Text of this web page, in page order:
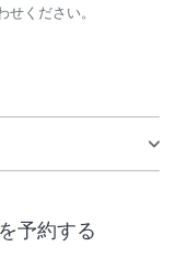
ください。
予約する